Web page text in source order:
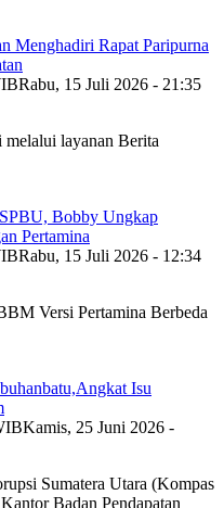
Menghadiri Rapat Paripurna
Rabu, 15 Juli 2026 - 21:35
layanan Berita
Bobby Ungkap
Pertamina
Rabu, 15 Juli 2026 - 12:34
Versi Pertamina Berbeda
Isu
Kamis, 25 Juni 2026 -
Sumatera Utara (Kompas
Badan Pendapatan